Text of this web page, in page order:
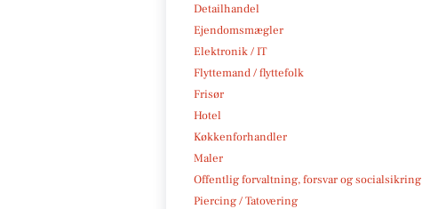
Detailhandel
Ejendomsmægler
Elektronik / IT
Flyttemand / flyttefolk
Frisør
Hotel
Køkkenforhandler
Maler
Offentlig forvaltning, forsvar og socialsikring
Piercing / Tatovering